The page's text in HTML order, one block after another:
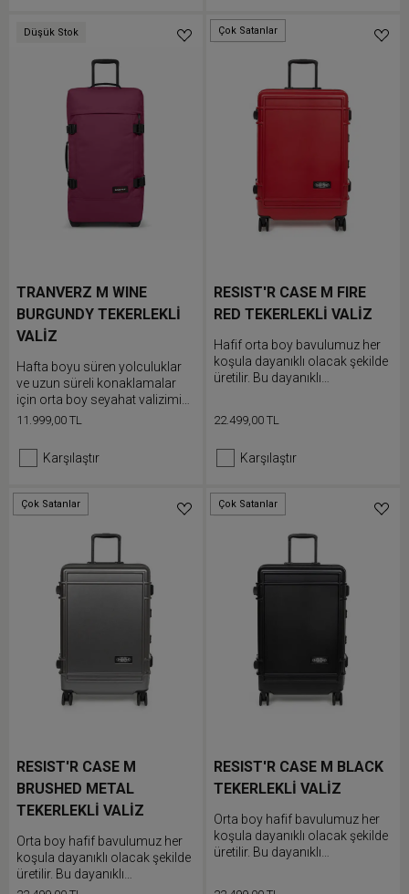
sunacak şekilde tasarlandı.
Düşük Stok
TRANVERZ M WINE
BURGUNDY TEKERLEKLİ
VALİZ
Hafta boyu süren yolculuklar
ve uzun süreli konaklamalar
için orta boy seyahat valizimiz.
Eşyalarını bu hafif valizin iki
rahatça dönen tekerlekleri
sayesinde süzülür gibi hareket
11.999,00 TL
Karşılaştır
Düşük Stok
Çok Satanlar
RESIST'R CASE M FIRE
RED TEKERLEKLİ VALİZ
Hafif orta boy bavulumuz her
koşula dayanıklı olacak şekilde
üretilir. Bu dayanıklı
ettirilebilmesi için yüksek kaliteli
Hafta boyu süren yolculuklar
doldur.
22.499,00 TL
Karşılaştır
Düşük Stok
Çok Satanlar
RESIST'R CASE M
BRUSHED METAL
TEKERLEKLİ VALİZ
Orta boy hafif bavulumuz her
koşula dayanıklı olacak şekilde
üretilir. Bu dayanıklı
polikarbonat bavul korumalara
Düşük Stok
Çok Satanlar
RESIST'R CASE M BLACK
TEKERLEKLİ VALİZ
Orta boy hafif bavulumuz her
koşula dayanıklı olacak şekilde
üretilir. Bu dayanıklı